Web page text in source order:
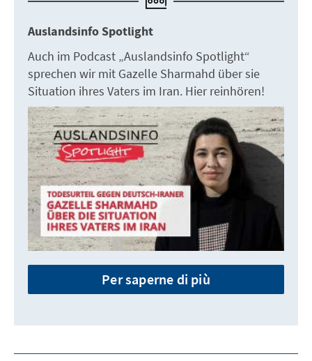
Auslandsinfo Spotlight
Auch im Podcast „Auslandsinfo Spotlight“
sprechen wir mit Gazelle Sharmahd über sie
Situation ihres Vaters im Iran. Hier reinhören!
Per saperne di più